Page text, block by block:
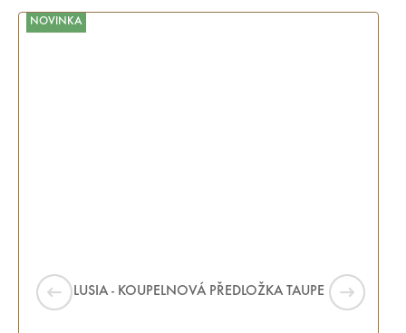
NOVINKA
LUSIA - KOUPELNOVÁ PŘEDLOŽKA TAUPE